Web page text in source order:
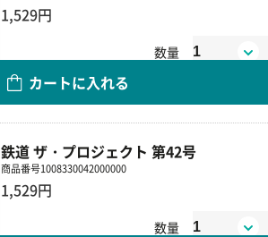
1,529円
数量
カートに入れる
鉄道 ザ・プロジェクト 第42号
商品番号1008330042000000
1,529円
数量